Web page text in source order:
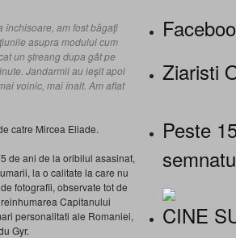
închisoare, am fost băgaţi
asupra modului cum
un ştreang dupa gât pe
Jandarmii au ieşit apoi
voinic, mai înalt. Am aflat
catre Mircea Eliade.
de ani de la oribilul asasinat,
la o calitate la care nu
fotografii, observate tot de
Capitanului
personalitati ale Romaniei,
Gyr.
Ziaristi
Peste
CINE